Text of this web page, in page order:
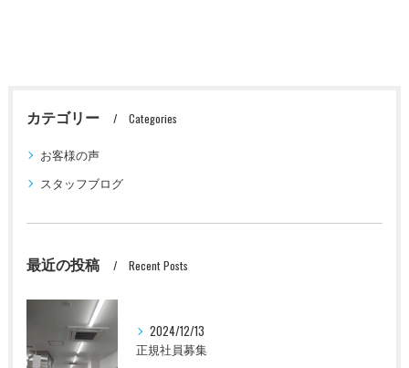
カテゴリー Categories
お客様の声
スタッフブログ
最近の投稿 Recent Posts
2024/12/13
正規社員募集